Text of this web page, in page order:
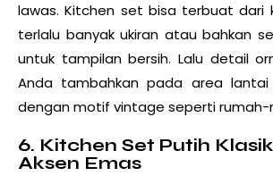
lawas. Kitchen set bisa terbuat dari
terlalu banyak ukiran atau bahkan
untuk tampilan bersih. Lalu detail
Anda tambahkan pada area
dengan motif vintage seperti rumah-
6. Kitchen Set Putih
Aksen Emas